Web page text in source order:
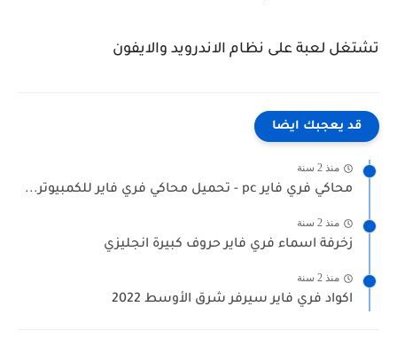
تشتغل لعبة على نظام الاندرويد والايفون
قد يعجبك ايضا
منذ 2 سنة
محاكي فري فاير pc - تحميل محاكي فري فاير للكمبيوتر...
منذ 2 سنة
زخرفة اسماء فري فاير حروف كبيرة انجليزي
منذ 2 سنة
اكواد فري فاير سيرفر شرق الأوسط 2022